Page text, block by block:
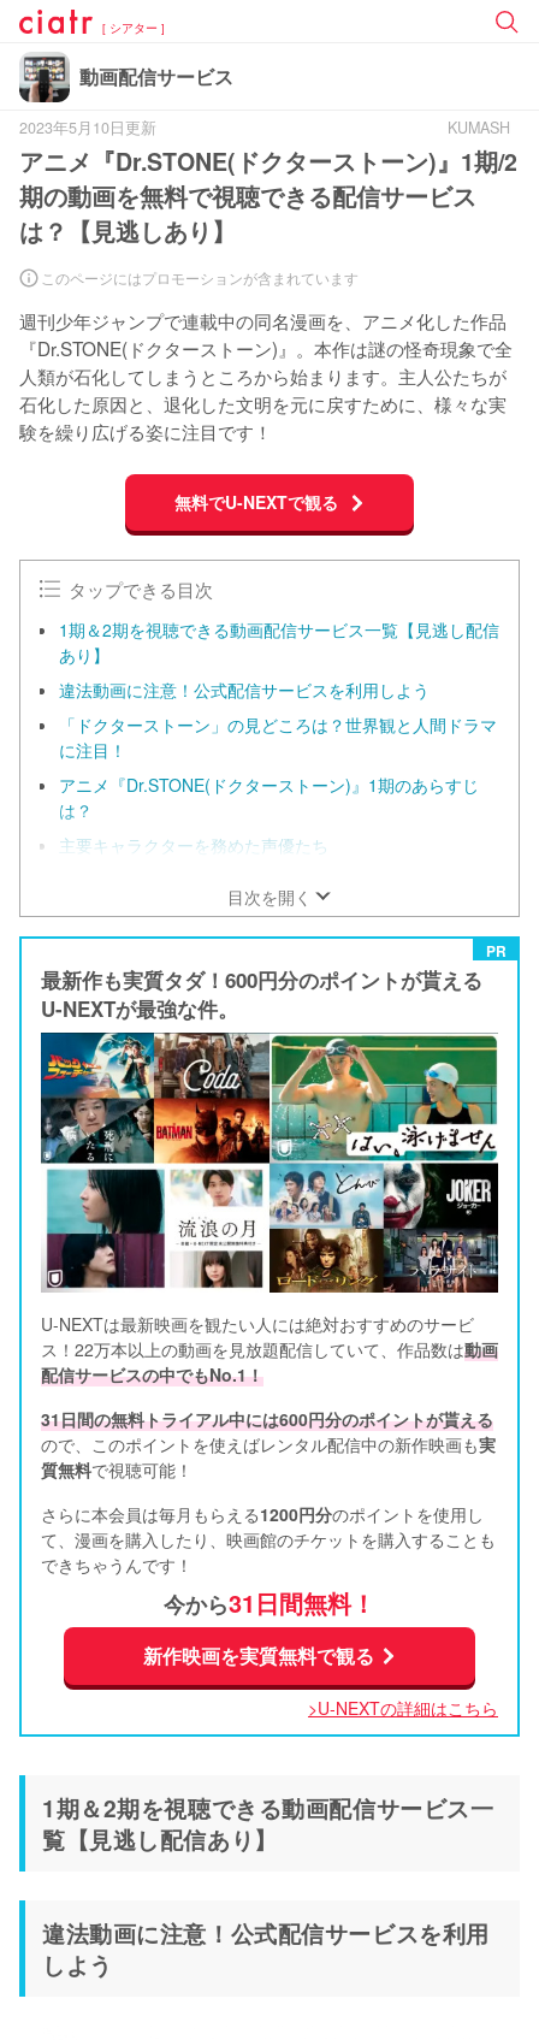
[ シアター ]
動画配信サービス
2023年5月10日更新 KUMASH
アニメ『Dr.STONE(ドクターストーン)』1期/2
期の動画を無料で視聴できる配信サービス
は？【見逃しあり】
このページにはプロモーションが含まれています
週刊少年ジャンプで連載中の同名漫画を、アニメ化した作品
『Dr.STONE(ドクターストーン)』。本作は謎の怪奇現象で全
人類が石化してしまうところから始まります。主人公たちが
石化した原因と、退化した文明を元に戻すために、様々な実
験を繰り広げる姿に注目です！
無料でU-NEXTで観る
タップできる目次
1期＆2期を視聴できる動画配信サービス一覧【見逃し配信
あり】
違法動画に注意！公式配信サービスを利用しよう
「ドクターストーン」の見どころは？世界観と人間ドラマ
に注目！
アニメ『Dr.STONE(ドクターストーン)』1期のあらすじ
は？
主要キャラクターを務めた声優たち
目次を開く
PR
最新作も実質タダ！600円分のポイントが貰える
U-NEXTが最強な件。
U-NEXTは最新映画を観たい人には絶対おすすめのサービ
ス！22万本以上の動画を見放題配信していて、作品数は動画
配信サービスの中でもNo.1！
31日間の無料トライアル中には600円分のポイントが貰える
ので、このポイントを使えばレンタル配信中の新作映画も実
質無料で視聴可能！
さらに本会員は毎月もらえる1200円分のポイントを使用し
て、漫画を購入したり、映画館のチケットを購入することも
できちゃうんです！
今から31日間無料！
新作映画を実質無料で観る
>U-NEXTの詳細はこちら
1期＆2期を視聴できる動画配信サービス一
覧【見逃し配信あり】
違法動画に注意！公式配信サービスを利用
しよう